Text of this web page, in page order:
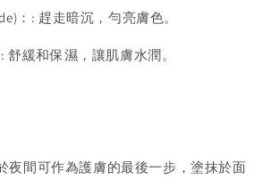
：: 趕走暗沉，勻亮膚色。
舒緩和保濕，讓肌膚水潤。
夜間可作為護膚的最後一步，塗抹於面